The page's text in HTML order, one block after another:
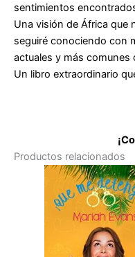
sentimientos
Una visión de África que
seguiré conociendo con
actuales y más comunes
Un libro extraordinario
Productos relacionados